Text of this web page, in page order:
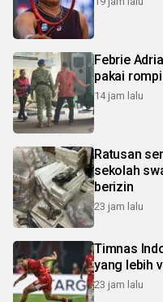
Febrie
pakai
14 jam lalu
Ratusan
sekolah
berizin
23 jam lalu
Timnas
yang lebih
23 jam lalu